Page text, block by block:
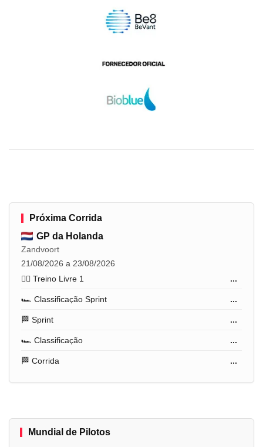
Próxima Corrida
GP da Holanda
Zandvoort
21/08/2026 a 23/08/2026
🏋️‍♂️ Treino Livre 1
...
🏎️ Classificação Sprint ...
🏁 Sprint ...
🏎️ Classificação ...
🏁 Corrida ...
Mundial de Pilotos